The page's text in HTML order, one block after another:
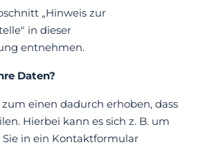
„Hinweis zur
in dieser
entnehmen.
Daten?
einen dadurch erhoben, dass
Hierbei kann es sich z. B. um
in ein Kontaktformular